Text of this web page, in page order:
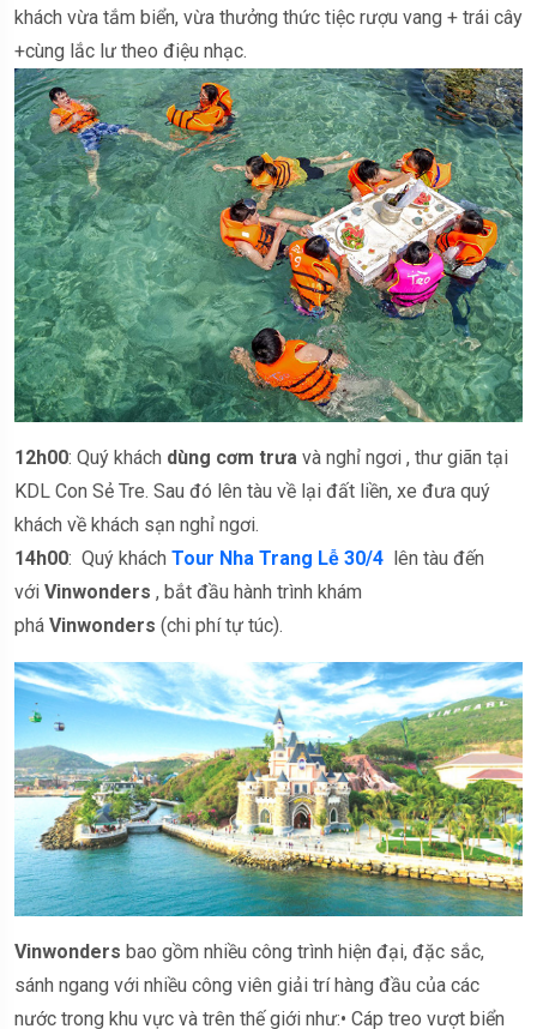
khách vừa tắm biển, vừa thưởng thức tiệc rượu vang + trái cây
+cùng lắc lư theo điệu nhạc.
12h00: Quý khách dùng cơm trưa và nghỉ ngơi , thư giãn tại
KDL Con Sẻ Tre. Sau đó lên tàu về lại đất liền, xe đưa quý
khách về khách sạn nghỉ ngơi.
14h00: Quý khách Tour Nha Trang Lễ 30/4 lên tàu đến
với Vinwonders , bắt đầu hành trình khám
phá Vinwonders (chi phí tự túc).
Vinwonders bao gồm nhiều công trình hiện đại, đặc sắc,
sánh ngang với nhiều công viên giải trí hàng đầu của các
nước trong khu vực và trên thế giới như:• Cáp treo vượt biển